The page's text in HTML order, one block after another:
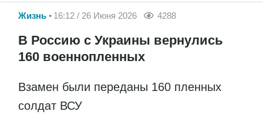
Жизнь 16:12 / 26 Июня 2026 4288
В Россию с Украины вернулись
160 военнопленных
Взамен были переданы 160 пленных
солдат ВСУ